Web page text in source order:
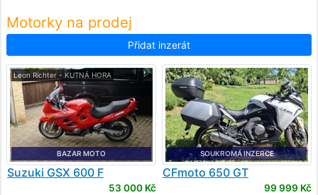
Motorky na prodej
Přidat inzerát
Leon Richter - KUTNÁ HORA
BAZAR MOTO
Suzuki GSX 600 F
53 000 Kč
SOUKROMÁ INZERCE
CFmoto 650 GT
99 999 Kč